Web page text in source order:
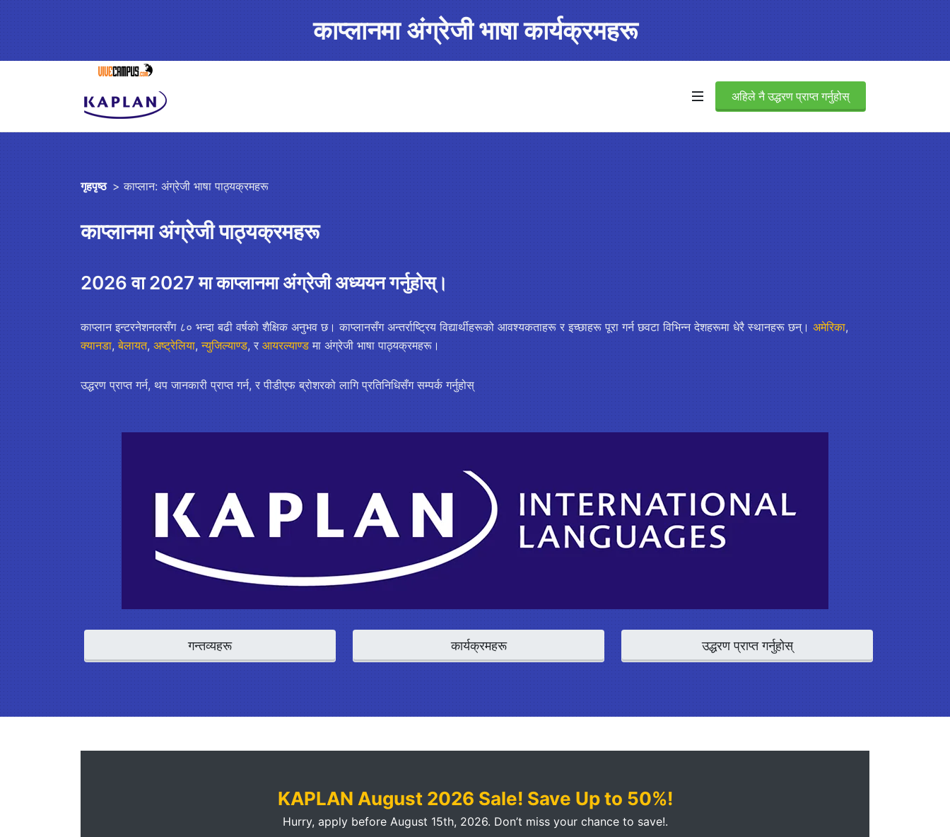
काप्लानमा अंग्रेजी भाषा कार्यक्रमहरू
अहिले नै उद्धरण प्राप्त गर्नुहोस्
गृहपृष्ठ > काप्लान: अंग्रेजी भाषा पाठ्यक्रमहरू
काप्लानमा अंग्रेजी पाठ्यक्रमहरू
2026 वा 2027 मा काप्लानमा अंग्रेजी अध्ययन गर्नुहोस्।
काप्लान इन्टरनेशनलसँग ८० भन्दा बढी वर्षको शैक्षिक अनुभव छ। काप्लानसँग अन्तर्राष्ट्रिय विद्यार्थीहरूको आवश्यकताहरू र इच्छाहरू पूरा गर्न छवटा विभिन्न देशहरूमा धेरै स्थानहरू छन्। अमेरिका,
क्यानडा,बेलायत,अष्ट्रेलिया,न्युजिल्याण्ड, रआयरल्याण्डमा अंग्रेजी भाषा पाठ्यक्रमहरू।
उद्धरण प्राप्त गर्न, थप जानकारी प्राप्त गर्न, र पीडीएफ ब्रोशरको लागि प्रतिनिधिसँग सम्पर्क गर्नुहोस्
गन्तव्यहरू कार्यक्रमहरू उद्धरण प्राप्त गर्नुहोस्
KAPLAN August 2026 Sale! Save Up to 50%!
Hurry, apply before August 15th, 2026. Don’t miss your chance to save!.